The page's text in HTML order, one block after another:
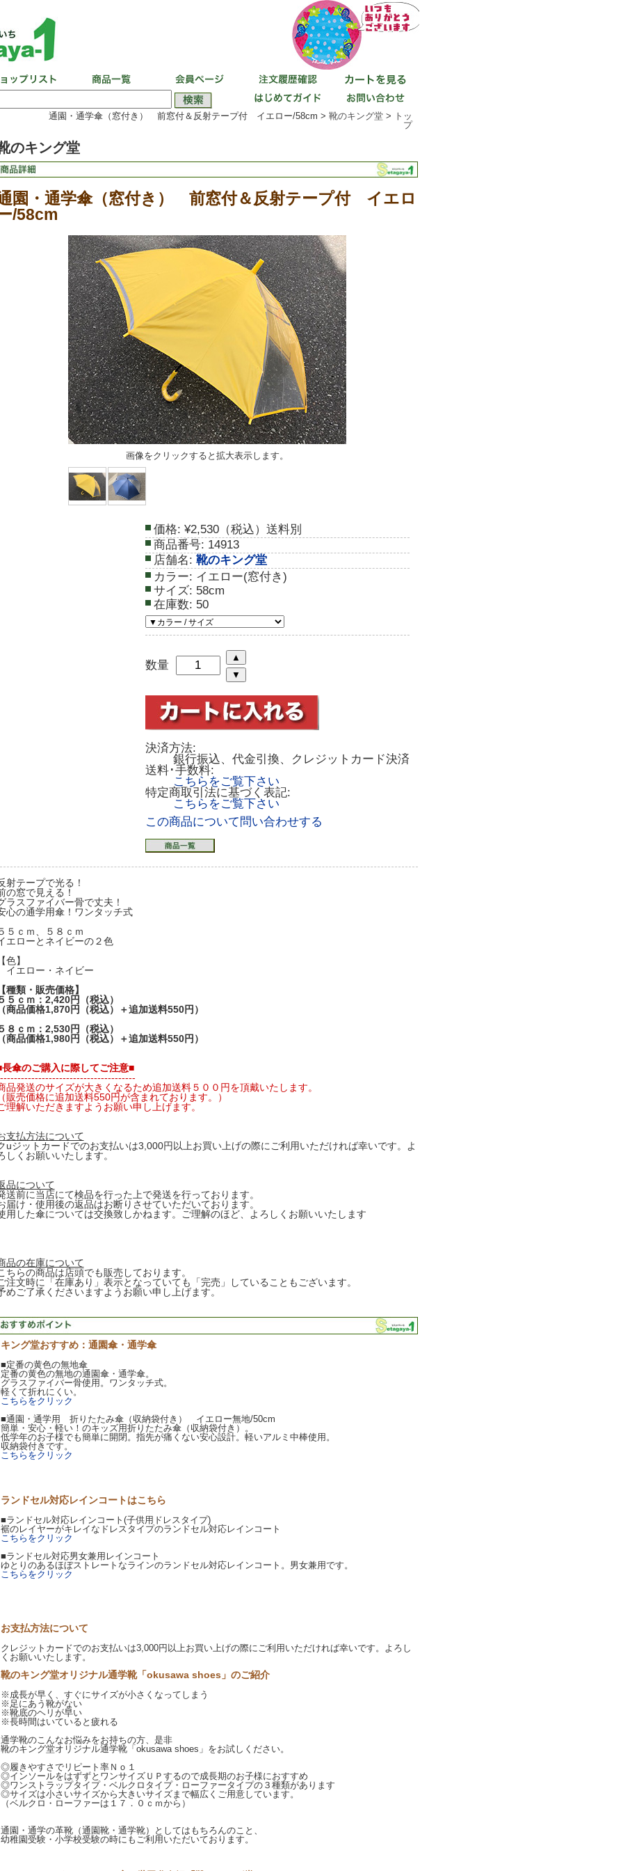
通園・通学傘（窓付き） 前窓付＆反射テープ付 イエロー/58cm > 靴のキング堂> トッ
プ
のキング堂
園・通学傘（窓付き） 前窓付＆反射テープ付 イエロ
/58cm
画像をクリックすると拡大表示します。
価格: ¥2,530（税込）送料別
商品番号: 14913
店舗名: 靴のキング堂
カラー: イエロー(窓付き)
サイズ: 58cm
在庫数: 50
数量
決済方法:
銀行振込、代金引換、クレジットカード決済
送料･手数料:
こちらをご覧下さい
特定商取引法に基づく表記:
こちらをご覧下さい
この商品について問い合わせする
射テープで光る！
の窓で見える！
ラスファイバー骨で丈夫！
心の通学用傘！ワンタッチ式
５ｃｍ、５８ｃｍ
エローとネイビーの２色
色】
エロー・ネイビー
種類・販売価格】
５ｃｍ：2,420円（税込）
商品価格1,870円（税込）＋追加送料550円）
８ｃｍ：2,530円（税込）
商品価格1,980円（税込）＋追加送料550円）
傘のご購入に際してご注意■
品発送のサイズが大きくなるため追加送料５００円を頂戴いたします。
販売価格に追加送料550円が含まれております。）
理解いただきますようお願い申し上げます。
支払方法について
uジットカードでのお支払いは3,000円以上お買い上げの際にご利用いただければ幸いです。よ
しくお願いいたします。
品について
送前に当店にて検品を行った上で発送を行っております。
届け・使用後の返品はお断りさせていただいております。
用した傘については交換致しかねます。ご理解のほど、よろしくお願いいたします
品の在庫について
ちらの商品は店頭でも販売しております。
注文時に「在庫あり」表示となっていても「完売」していることもございます。
めご了承くださいますようお願い申し上げます。
キング堂おすすめ：通園傘・通学傘
■定番の黄色の無地傘
定番の黄色の無地の通園傘・通学傘。
グラスファイバー骨使用。ワンタッチ式。
軽くて折れにくい。
こちらをクリック
■通園・通学用 折りたたみ傘（収納袋付き） イエロー無地/50cm
簡単・安心・軽い！のキッズ用折りたたみ傘（収納袋付き）。
低学年のお子様でも簡単に開閉。指先が痛くない安心設計。軽いアルミ中棒使用。
収納袋付きです。
こちらをクリック
ランドセル対応レインコートはこちら
■ランドセル対応レインコート(子供用ドレスタイプ)
裾のレイヤーがキレイなドレスタイプのランドセル対応レインコート
こちらをクリック
■ランドセル対応男女兼用レインコート
ゆとりのあるほぼストレートなラインのランドセル対応レインコート。男女兼用です。
こちらをクリック
お支払方法について
クレジットカードでのお支払いは3,000円以上お買い上げの際にご利用いただければ幸いです。よろし
くお願いいたします。
靴のキング堂オリジナル通学靴「okusawa shoes」のご紹介
※成長が早く、すぐにサイズが小さくなってしまう
※足にあう靴がない
※靴底のヘリが早い
※長時間はいていると疲れる
通学靴のこんなお悩みをお持ちの方、是非
靴のキング堂オリジナル通学靴「okusawa shoes」をお試しください。
◎履きやすさでリピート率Ｎｏ１
◎インソールをはずずとワンサイズＵＰするので成長期のお子様におすすめ
◎ワンストラップタイプ・ベルクロタイプ・ローファータイプの３種類があります
◎サイズは小さいサイズから大きいサイズまで幅広くご用意しています。
（ベルクロ・ローファーは１７．０ｃｍから）
通園・通学の革靴（通園靴・通学靴）としてはもちろんのこと、
幼稚園受験・小学校受験の時にもご利用いただいております。